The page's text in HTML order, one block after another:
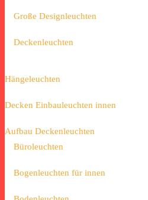
Große Designleuchten
Deckenleuchten
Hängeleuchten
Decken Einbauleuchten innen
Aufbau Deckenleuchten
Büroleuchten
Bogenleuchten für innen